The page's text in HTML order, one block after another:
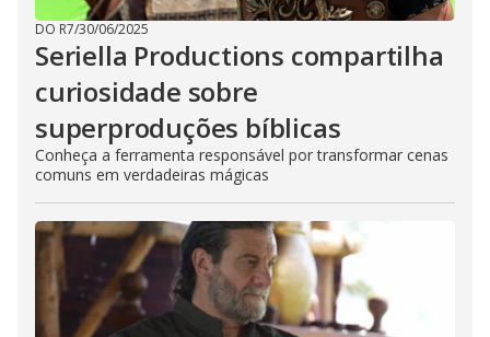
DO R7/30/06/2025
Seriella Productions compartilha
curiosidade sobre
superproduções bíblicas
Conheça a ferramenta responsável por transformar cenas
comuns em verdadeiras mágicas